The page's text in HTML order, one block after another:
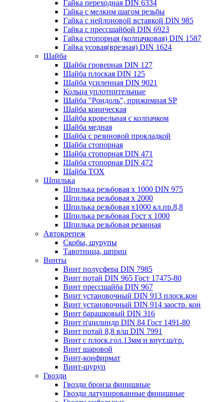
Гайка переходная DIN 6334
Гайка с мелким шагом резьбы
Гайка с нейлоновой вставкой DIN 985
Гайка с прессшайбой DIN 6923
Гайка стопорная (колпачковая) DIN 1587
Гайка усовая(врезная) DIN 1624
Шайба
Шайба гроверная DIN 127
Шайба плоская DIN 125
Шайба усиленная DIN 9021
Кольца уплотнительные
Шайба "Рондоль", прижимная SP
Шайба коническая
Шайба кровельная с колпачком
Шайба медная
Шайба с резиновой прокладкой
Шайба стопорная
Шайба стопорная DIN 471
Шайба стопорная DIN 472
Шайба ТОХ
Шпилька
Шпилька резьбовая х 1000 DIN 975
Шпилька резьбовая х 2000
Шпилька резьбовая х1000 кл.пр.8,8
Шпилька резьбовая Гост х 1000
Шпилька резьбовая резанная
Автокрепеж
Скобы, шурупы
Тавотница, шприц
Винты
Винт полусфера DIN 7985
Винт потай DIN 965 Гост 17475-80
Винт прессшайба DIN 967
Винт установочный DIN 913 плоск.кон
Винт установочный DIN 914 заостр. кон
Винт барашковый DIN 316
Винт п\цилиндр DIN 84 Гост 1491-80
Винт потай 8,8 в/ш DIN 7991
Винт с плоск.гол.13мм и внут.ш/гр.
Винт шаровой
Винт-конфирмат
Винт-шуруп
Гвозди
Гвозди бронза финишные
Гвозди латунированные финишные